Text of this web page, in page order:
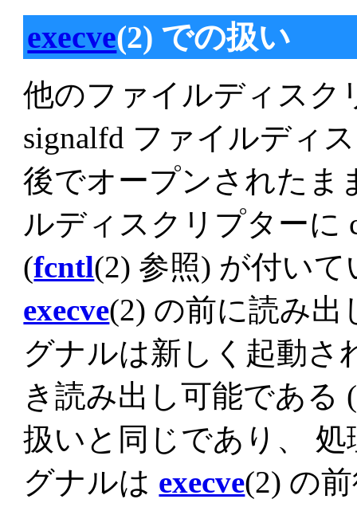
execve(2) での扱い
他のファイルディスク
signalfd ファイルディ
後でオープンされたま
ルディスクリプターに
(fcntl(2) 参照) が付い
execve(2) の前に読み
グナルは新しく起動さ
き読み出し可能である
扱いと同じであり、
グナルは execve(2) の